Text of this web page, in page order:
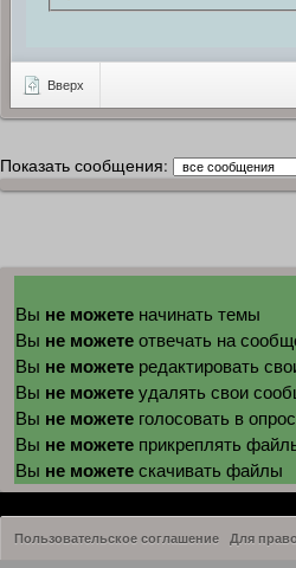
Вверх
Показать сообщения:
Вы не можете начинать темы
Вы не можете отвечать на
Вы не можете редактировать
Вы не можете удалять свои
Вы не можете голосовать в
Вы не можете прикреплять
Вы не можете скачивать файлы
Пользовательское соглашение Для